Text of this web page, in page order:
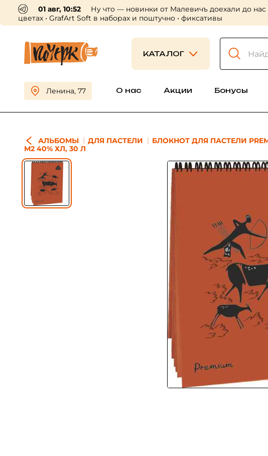
01 авг, 10:52
Ну что — новинки от Малевичъ доехали до
цветах • GrafArt Soft в наборах и поштучно • фиксативы
КАТАЛОГ
Ленина, 77 О нас Акции Бонусы
АЛЬБОМЫ ДЛЯ ПАСТЕЛИ
БЛОКНОТ ДЛЯ ПАСТЕЛИ
М2 40% ХЛ, 30 Л